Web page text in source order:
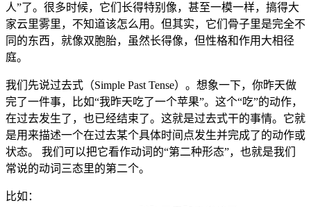
人”了。很多时候，它们长得特别像，甚至一模一样，搞得大
家云里雾里，不知道该怎么用。但其实，它们骨子里是完全不
同的东西，就像双胞胎，虽然长得像，但性格和作用大相径
庭。
我们先说过去式（Simple Past Tense）。想象一下，你昨天做
完了一件事，比如“我昨天吃了一个苹果”。这个“吃”的动作，
在过去发生了，也已经结束了。这就是过去式干的事情。它就
是用来描述一个在过去某个具体时间点发生并完成了的动作或
状态。 我们可以把它看作动词的“第二种形态”，也就是我们
常说的动词三态里的第二个。
比如：